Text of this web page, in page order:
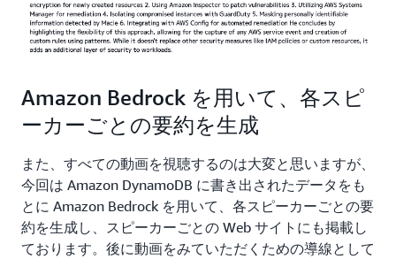
Amazon Bedrock を用いて、各スピ
ーカーごとの要約を生成
また、すべての動画を視聴するのは大変と思いますが、
今回は Amazon DynamoDB に書き出されたデータをも
とに Amazon Bedrock を用いて、各スピーカーごとの要
約を生成し、スピーカーごとの Web サイトにも掲載し
ております。後に動画をみていただくための導線として